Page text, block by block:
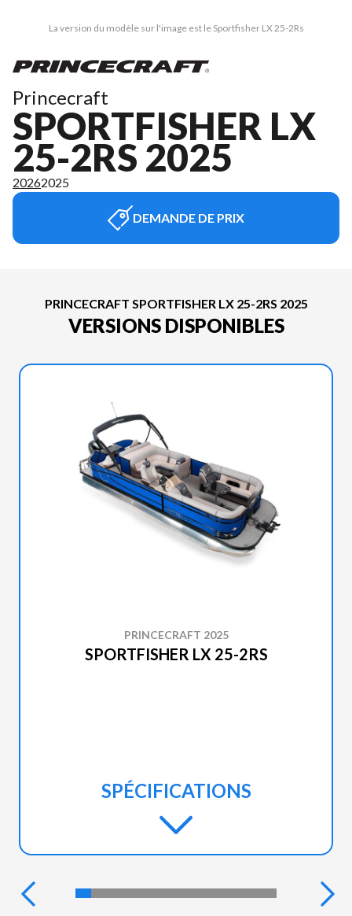
La version du modèle sur l'image est le Sportfisher LX 25-2Rs
Princecraft
SPORTFISHER LX
25-2RS 2025
20262025
DEMANDE DE PRIX
PRINCECRAFT SPORTFISHER LX 25-2RS 2025
VERSIONS DISPONIBLES
PRINCECRAFT 2025
SPORTFISHER LX 25-2RS
SPÉCIFICATIONS